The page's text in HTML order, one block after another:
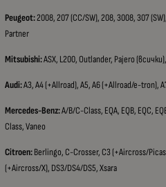
Peugeot:2008, 207 (CC/SW), 208, 3008, 307
Partner
Mitsubishi:ASX, L200, Outlander, Pajero
Audi:A3, A4 (+Allroad), A5, A6 (+Allroad/e-tron),
Mercedes-Benz:A/B/C-Class, EQA, EQB, EQC,
Class, Vaneo
Citroen:Berlingo, C-Crosser, C3 (+Aircross/
(+Aircross/X), DS3/DS4/DS5, Xsara